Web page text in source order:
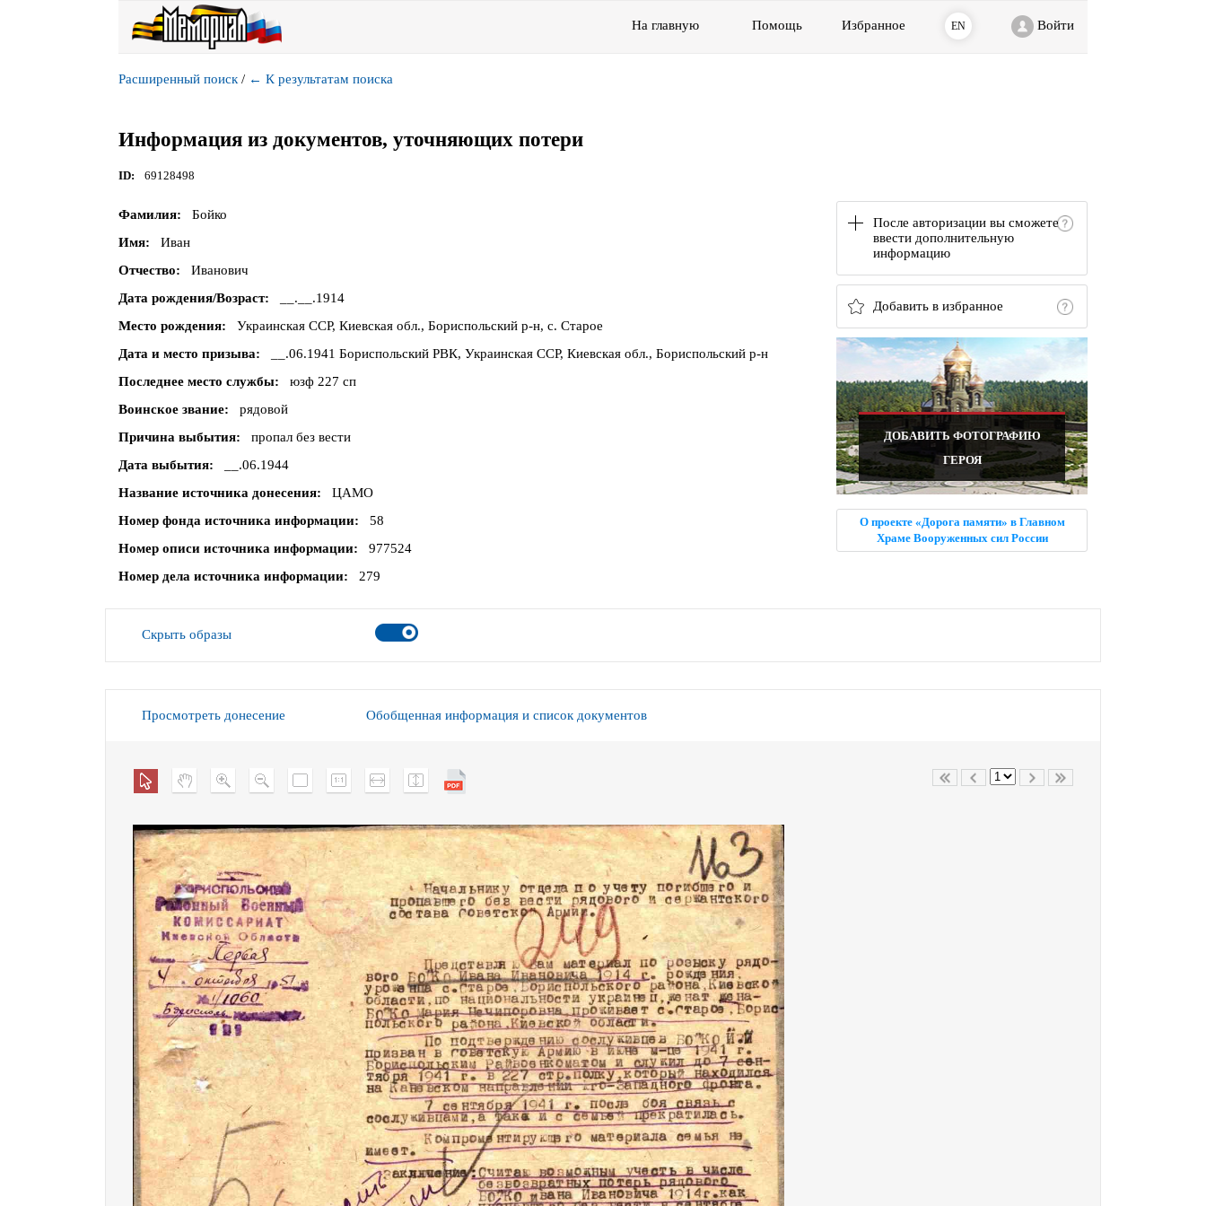
На главную Помощь Избранное EN Войти
Расширенный поиск / ← К результатам поиска
Информация из документов, уточняющих потери
ID 69128498
После авторизации вы сможете
ввести дополнительную
информацию
Добавить в избранное
ДОБАВИТЬ ФОТОГРАФИЮ
ГЕРОЯ
О проекте «Дорога памяти» в Главном
Храме Вооруженных сил России
Фамилия
Бойко
Имя
Иван
Отчество
Иванович
Дата рождения/Возраст
__.__.1914
Место рождения
Украинская ССР, Киевская обл., Бориспольский р-н, с. Старое
Дата и место призыва
__.06.1941 Бориспольский РВК, Украинская ССР, Киевская обл., Бориспольский р-н
Последнее место службы
юзф 227 сп
Воинское звание
рядовой
Причина выбытия
пропал без вести
Дата выбытия
__.06.1944
Название источника донесения
ЦАМО
Номер фонда источника информации
58
Номер описи источника информации
977524
Номер дела источника информации
279
Скрыть образы
Просмотреть донесение Обобщенная информация и список документов